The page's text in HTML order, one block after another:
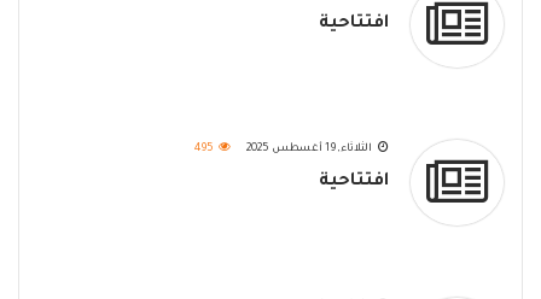
افتتاحية
الثلاثاء, 19 أغسطس 2025 495
افتتاحية